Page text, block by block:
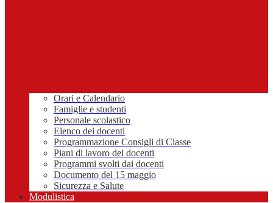
Orari e Calendario
Famiglie e studenti
Personale scolastico
Elenco dei docenti
Programmazione Consigli di Classe
Piani di lavoro dei docenti
Programmi svolti dai docenti
Documento del 15 maggio
Sicurezza e Salute
Modulistica